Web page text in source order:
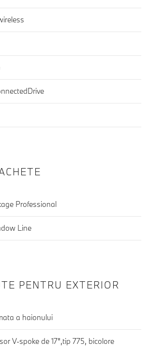
Professional
Line
PENTRU EXTERIOR
a haionului
V-spoke de 17",tip 775, bicolore